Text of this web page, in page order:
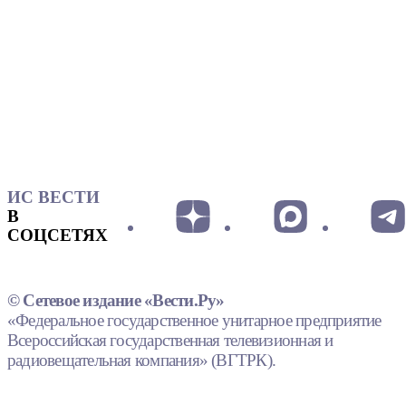
ИС ВЕСТИ
В
СОЦСЕТЯХ
© Сетевое издание «Вести.Ру»
«Федеральное государственное унитарное предприятие
Всероссийская государственная телевизионная и
радиовещательная компания» (ВГТРК).